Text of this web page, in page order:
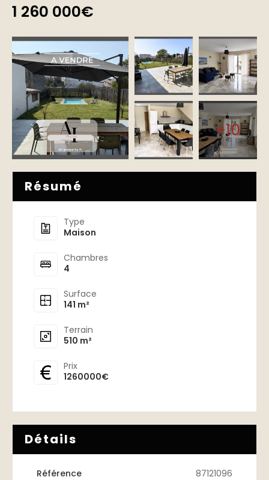
1 260 000€
+10
Résumé
Type
Maison
Chambres
4
Surface
141 m²
Terrain
510 m²
Prix
1260000€
Détails
Référence
87121096